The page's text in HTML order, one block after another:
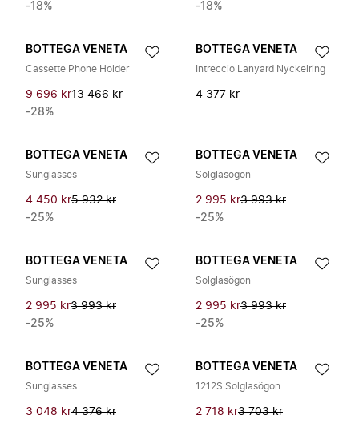
-18% -18%
BOTTEGA VENETA
Cassette Phone Holder
9 696 kr13 466 kr
-28%
BOTTEGA VENETA
Intreccio Lanyard Nyckelring
4 377 kr
BOTTEGA VENETA
Sunglasses
4 450 kr5 932 kr
-25%
BOTTEGA VENETA
Solglasögon
2 995 kr3 993 kr
-25%
BOTTEGA VENETA
Sunglasses
2 995 kr3 993 kr
-25%
BOTTEGA VENETA
Solglasögon
2 995 kr3 993 kr
-25%
BOTTEGA VENETA
Sunglasses
3 048 kr4 376 kr
BOTTEGA VENETA
1212S Solglasögon
2 718 kr3 703 kr